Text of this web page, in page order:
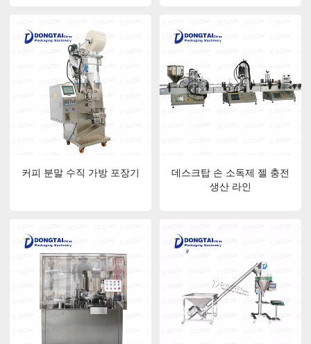
커피 분말 수직 가방 포장기
데스크탑 손 소독제 젤 충전
생산 라인